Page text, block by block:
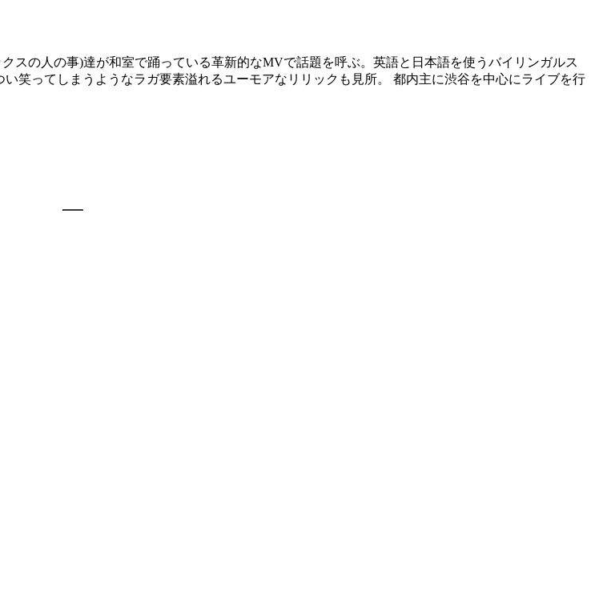
スの人の事)達が和室で踊っている革新的なMVで話題を呼ぶ。英語と日本語を使うバイリンガルス
笑ってしまうようなラガ要素溢れるユーモアなリリックも見所。 都内主に渋谷を中心にライブを行